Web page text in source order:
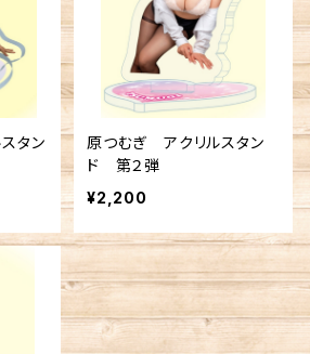
タン
原つむぎ アクリルスタン
ド 第２弾
¥2,200